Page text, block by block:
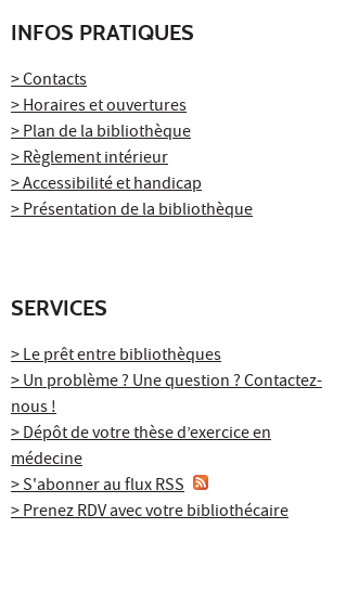
INFOS PRATIQUES
> Contacts
> Horaires et ouvertures
> Plan de la bibliothèque
> Règlement intérieur
> Accessibilité et handicap
> Présentation de la bibliothèque
SERVICES
> Le prêt entre bibliothèques
> Un problème ? Une question ? Contactez-
nous !
> Dépôt de votre thèse d’exercice en
médecine
> S'abonner au flux RSS
> Prenez RDV avec votre bibliothécaire